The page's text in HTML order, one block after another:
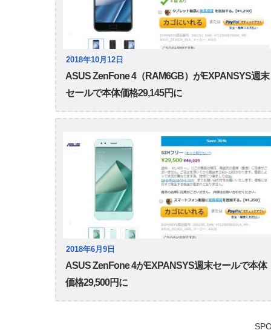
2018年10月12日
ASUS ZenFone 4（RAM6GB）がEXPANSYS週末
セールで本体価格29,145円に
2018年6月9日
ASUS ZenFone 4がEXPANSYS週末セールで本体
価格29,500円に